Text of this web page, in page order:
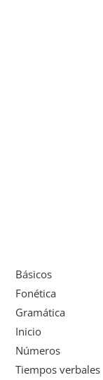
Básicos
Fonética
Gramática
Inicio
Números
Tiempos verbales